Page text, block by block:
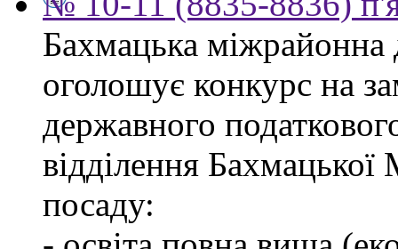
Бахмацька міжрайонна
оголошує конкурс на
державного
відділення
посаду: